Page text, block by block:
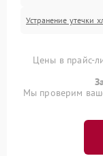
Устранение утечки
Цены в прайс-
Мы проверим